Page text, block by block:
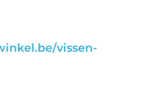
vissen-